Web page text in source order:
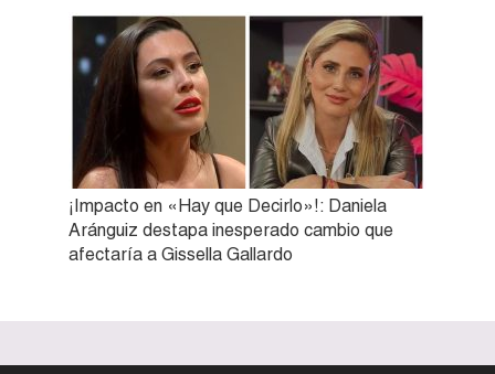
¡Impacto en «Hay que Decirlo»!: Daniela
Aránguiz destapa inesperado cambio que
afectaría a Gissella Gallardo